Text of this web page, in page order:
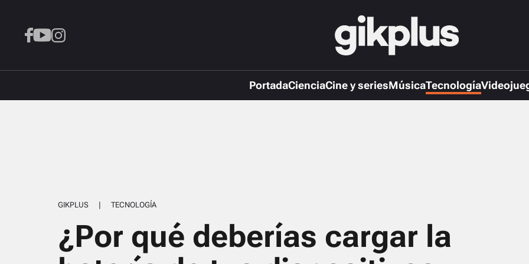
PortadaCienciaCine y seriesMúsicaTecnología
GIKPLUS | TECNOLOGÍA
¿Por qué deberías cargar la